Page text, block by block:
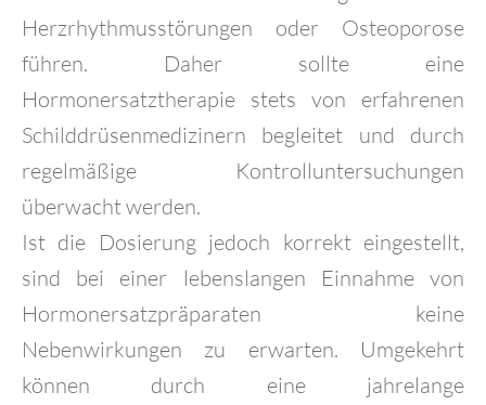
Herzrhythmusstörungen oder Osteoporose
führen. Daher sollte eine
Hormonersatztherapie stets von erfahrenen
Schilddrüsenmedizinern begleitet und durch
regelmäßige Kontrolluntersuchungen
überwacht werden.
Ist die Dosierung jedoch korrekt eingestellt,
sind bei einer lebenslangen Einnahme von
Hormonersatzpräparaten keine
Nebenwirkungen zu erwarten. Umgekehrt
können durch eine jahrelange